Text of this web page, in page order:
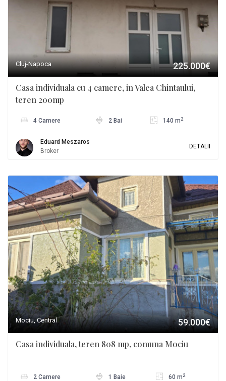
Cluj-Napoca 225.000€
Casa individuala cu 4 camere, in Valea Chintaului,
teren 200mp
4 Camere 2 Bai 140 m 2
Eduard Meszaros
Broker
DETALII
Mociu, Central 59.000€
Casa individuala, teren 808 mp, comuna Mociu
2 Camere 1 Baie 60 m 2